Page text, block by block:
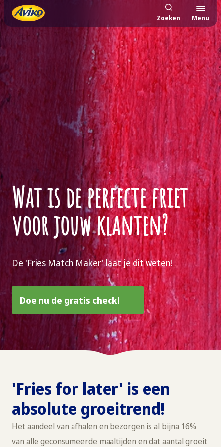
Zoeken Menu
Wat is de perfecte friet
voor jouw klanten?
De 'Fries Match Maker' laat je dit weten!
Doe nu de gratis check!
'Fries for later' is een
absolute groeitrend!
Het aandeel van afhalen en bezorgen is al bijna 16%
van alle geconsumeerde maaltijden en dat aantal groeit